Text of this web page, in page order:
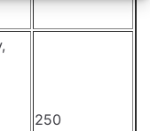
250